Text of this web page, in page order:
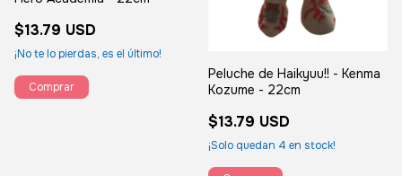
$13.79 USD
¡No te lo pierdas, es el último!
Peluche de Haikyuu!! - Kenma
Kozume - 22cm
$13.79 USD
¡Solo quedan 4 en stock!